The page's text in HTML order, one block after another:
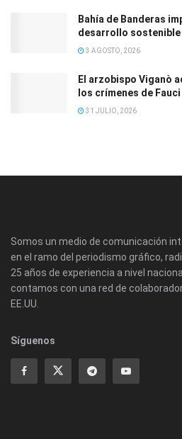
Bahía de Banderas
desarrollo sostenible
3 AGOSTO, 2026
El arzobispo Viganò
los crímenes de Fauci
31 JULIO, 2026
Somos un medio de comunicación
en el ramo del periodismo gráfico,
25 años de experiencia a nivel
contamos con una red de
EE.UU.
Síguenos